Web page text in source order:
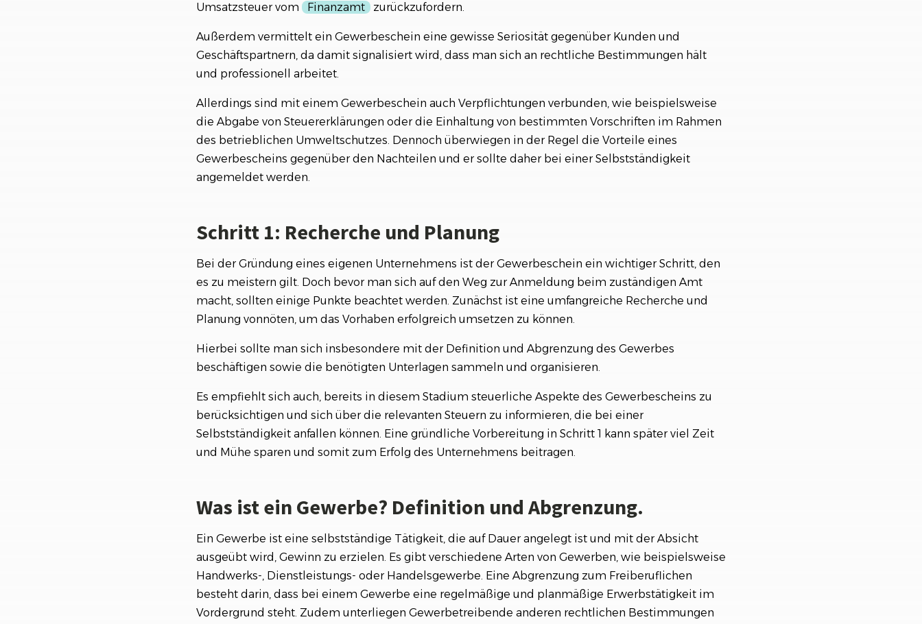
Umsatzsteuer vom
Finanzamt zurückzufordern.
Außerdem vermittelt ein Gewerbeschein eine gewisse Seriosität gegenüber Kunden und
Geschäftspartnern, da damit signalisiert wird, dass man sich an rechtliche Bestimmungen hält
und professionell arbeitet.
Allerdings sind mit einem Gewerbeschein auch Verpflichtungen verbunden, wie beispielsweise
die Abgabe von Steuererklärungen oder die Einhaltung von bestimmten Vorschriften im Rahmen
des betrieblichen Umweltschutzes. Dennoch überwiegen in der Regel die Vorteile eines
Gewerbescheins gegenüber den Nachteilen und er sollte daher bei einer Selbstständigkeit
angemeldet werden.
Schritt 1: Recherche und Planung
Bei der Gründung eines eigenen Unternehmens ist der Gewerbeschein ein wichtiger Schritt, den
es zu meistern gilt. Doch bevor man sich auf den Weg zur Anmeldung beim zuständigen Amt
macht, sollten einige Punkte beachtet werden. Zunächst ist eine umfangreiche Recherche und
Planung vonnöten, um das Vorhaben erfolgreich umsetzen zu können.
Hierbei sollte man sich insbesondere mit der Definition und Abgrenzung des Gewerbes
beschäftigen sowie die benötigten Unterlagen sammeln und organisieren.
Es empfiehlt sich auch, bereits in diesem Stadium steuerliche Aspekte des Gewerbescheins zu
berücksichtigen und sich über die relevanten Steuern zu informieren, die bei einer
Selbstständigkeit anfallen können. Eine gründliche Vorbereitung in Schritt 1 kann später viel Zeit
und Mühe sparen und somit zum Erfolg des Unternehmens beitragen.
Was ist ein Gewerbe? Definition und Abgrenzung.
Ein Gewerbe ist eine selbstständige Tätigkeit, die auf Dauer angelegt ist und mit der Absicht
ausgeübt wird, Gewinn zu erzielen. Es gibt verschiedene Arten von Gewerben, wie beispielsweise
Handwerks-, Dienstleistungs- oder Handelsgewerbe. Eine Abgrenzung zum Freiberuflichen
besteht darin, dass bei einem Gewerbe eine regelmäßige und planmäßige Erwerbstätigkeit im
Vordergrund steht. Zudem unterliegen Gewerbetreibende anderen rechtlichen Bestimmungen